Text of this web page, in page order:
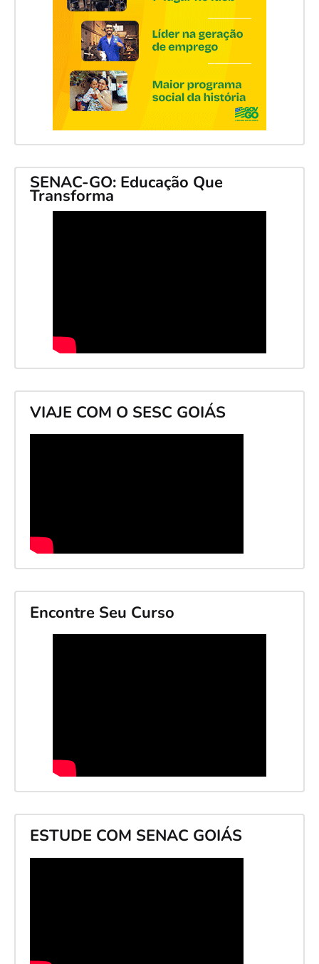
SENAC-GO: Educação Que
Transforma
VIAJE COM O SESC GOIÁS
Encontre Seu Curso
ESTUDE COM SENAC GOIÁS